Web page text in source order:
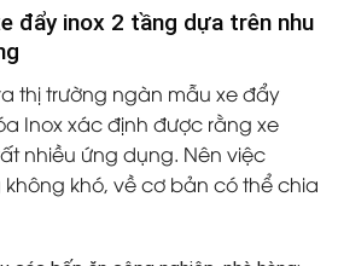
đẩy inox 2 tầng dựa trên nhu
thị trường ngàn mẫu xe đẩy
Inox xác định được rằng xe
nhiều ứng dụng. Nên việc
khó, về cơ bản có thể chia